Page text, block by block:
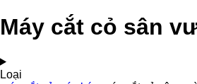
Máy cắt cỏ sân
Loại